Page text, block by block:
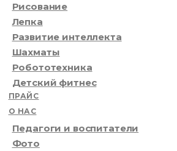
Рисование
Лепка
Развитие интеллекта
Шахматы
Робототехника
Детский фитнес
ПРАЙС
О НАС
Педагоги и воспитатели
Фото